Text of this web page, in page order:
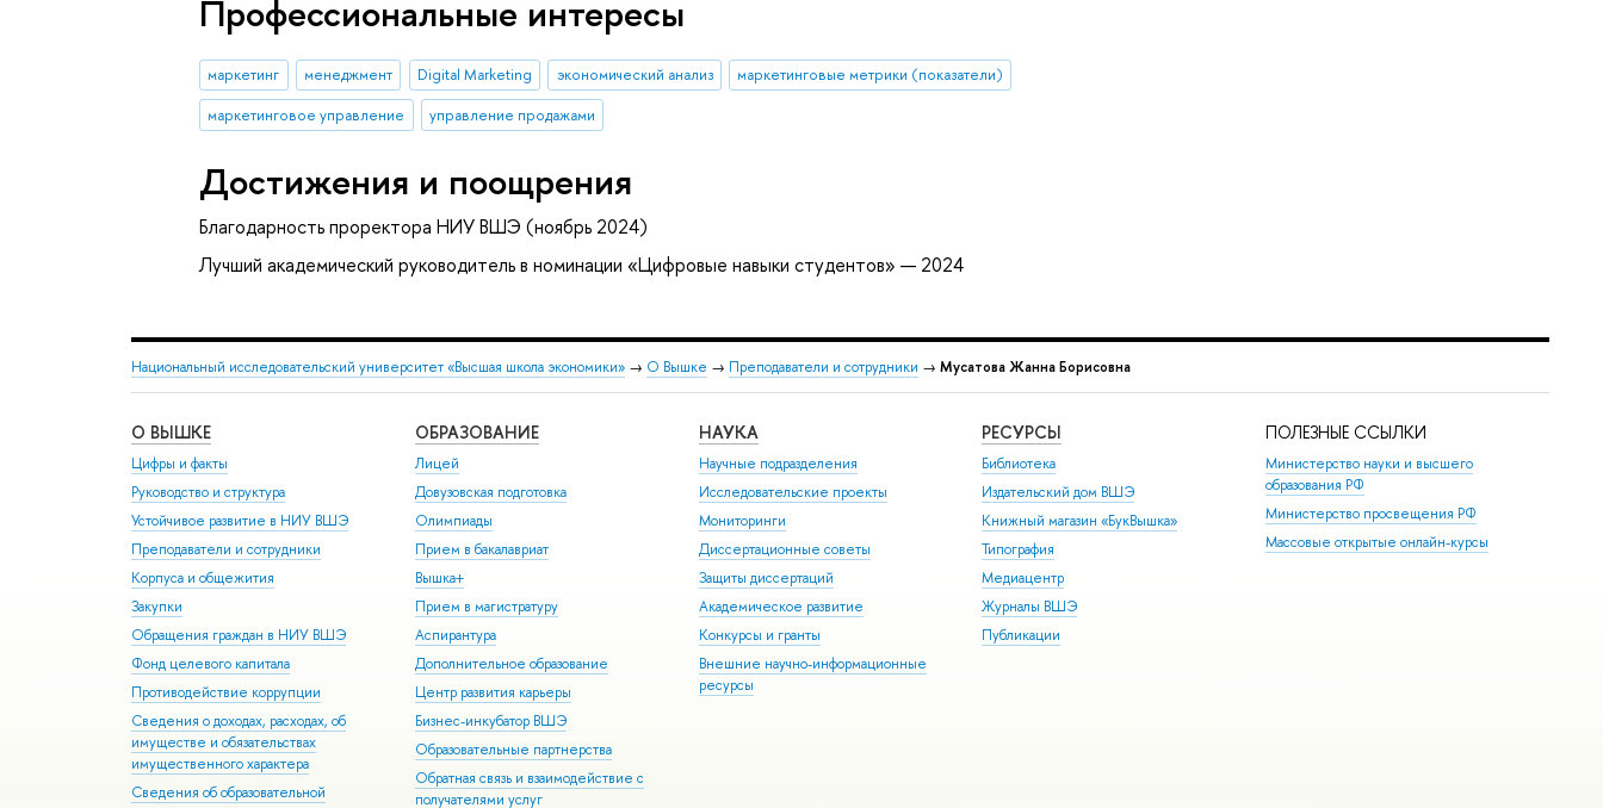
Профессиональные интересы
маркетинг менеджмент Digital Marketing экономический анализ
маркетинговые метрики (показатели)
маркетинговое управление
управление продажами
Достижения и поощрения
Благодарность проректора НИУ ВШЭ (ноябрь 2024)
Лучший академический руководитель в номинации «Цифровые навыки студентов» — 2024
Национальный исследовательский университет «Высшая школа экономики» → О Вышке → Преподаватели и сотрудники → Мусатова Жанна Борисовна
О ВЫШКЕ
Цифры и факты
Руководство и структура
Устойчивое развитие в НИУ ВШЭ
Преподаватели и сотрудники
Корпуса и общежития
Закупки
Обращения граждан в НИУ ВШЭ
Фонд целевого капитала
Противодействие коррупции
Сведения о доходах, расходах, об
имуществе и обязательствах
имущественного характера
Сведения об образовательной
ОБРАЗОВАНИЕ
Лицей
Довузовская подготовка
Олимпиады
Прием в бакалавриат
Вышка+
Прием в магистратуру
Аспирантура
Дополнительное образование
Центр развития карьеры
Бизнес-инкубатор ВШЭ
Образовательные партнерства
Обратная связь и взаимодействие с
получателями услуг
НАУКА
Научные подразделения
Исследовательские проекты
Мониторинги
Диссертационные советы
Защиты диссертаций
Академическое развитие
Конкурсы и гранты
Внешние научно-информационные
ресурсы
РЕСУРСЫ
Библиотека
Издательский дом ВШЭ
Книжный магазин «БукВышка»
Типография
Медиацентр
Журналы ВШЭ
Публикации
ПОЛЕЗНЫЕ ССЫЛКИ
Министерство науки и высшего
образования РФ
Министерство просвещения РФ
Массовые открытые онлайн-курсы